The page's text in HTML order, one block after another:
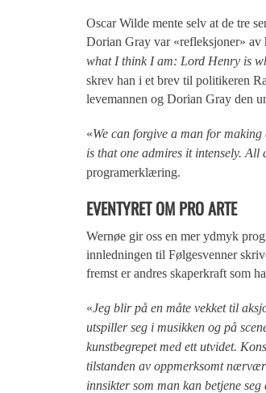
Oscar Wilde mente selv at de tre
Dorian Gray var «refleksjoner» av
what I think I am: Lord Henry is
skrev han i et brev til politikeren
levemannen og Dorian Gray den
«We can forgive a man for
is that one admires it intensely. All
programerklæring.
EVENTYRET OM PRO ARTE
Wernøe gir oss en mer ydmyk
innledningen til Følgesvenner
fremst er andres skaperkraft som
«Jeg blir på en måte vekket til
utspiller seg i musikken og på
kunstbegrepet med ett utvidet.
tilstanden av oppmerksomt
innsikter som man kan betjene